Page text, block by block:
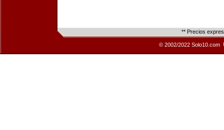
** Precios
© 2002/2022 Solo10.com